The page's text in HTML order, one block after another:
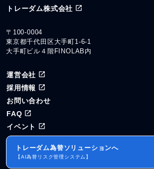
トレーダム株式会社
〒100-0004
東京都千代田区大手町1-6-1
大手町ビル４階FINOLAB内
運営会社
採用情報
お問い合わせ
FAQ
イベント
トレーダム為替ソリューションへ
【AI為替リスク管理システム】